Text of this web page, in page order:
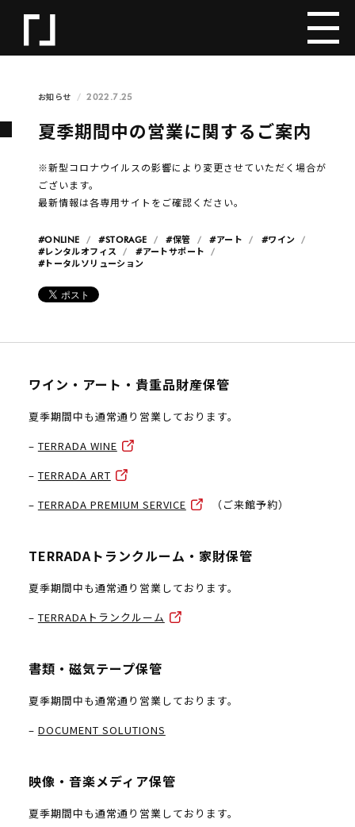
お知らせ 2022.7.25
夏季期間中の営業に関するご案内
※新型コロナウイルスの影響により変更させていただく場合が
ございます。
最新情報は各専用サイトをご確認ください。
#ONLINE #STORAGE #保管 #アート
#ワイン
#レンタルオフィス
#アートサポート
#トータルソリューション
ワイン・アート・貴重品財産保管
夏季期間中も通常通り営業しております。
– TERRADA WINE
– TERRADA ART
– TERRADA PREMIUM SERVICE （ご来館予約）
TERRADAトランクルーム・家財保管
夏季期間中も通常通り営業しております。
– TERRADAトランクルーム
書類・磁気テープ保管
夏季期間中も通常通り営業しております。
– DOCUMENT SOLUTIONS
映像・音楽メディア保管
夏季期間中も通常通り営業しております。